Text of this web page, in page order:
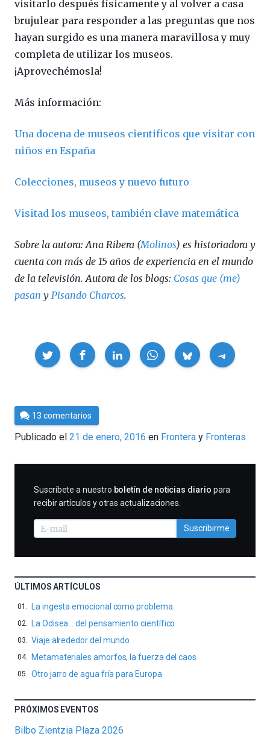
visitarlo después físicamente y al volver a casa
brujulear para responder a las preguntas que nos
hayan surgido es una manera maravillosa y muy
completa de utilizar los museos.
¡Aprovechémosla!
Más información:
Una docena de museos cientificos que visitar con
niños en España
Colecciones, museos y nuevo futuro
Visitad los museos, también clave matemática
Sobre la autora: Ana Ribera (Molinos) es historiadora y
cuenta con más de 15 años de experiencia en el mundo
de la televisión. Autora de los blogs: Cosas que (me)
pasan y Pisando Charcos.
Compartir
Por
César
Tomé
13 comentarios
Publicado el 21 de enero, 2016 en Frontera Fronteras
SUSCRIBIRME
Suscríbete a nuestro boletín de noticias diario para
recibir artículos y otras actualizaciones.
Suscribirme
ÚLTIMOS ARTÍCULOS
La ingesta emocional como problema
La Odisea… del pensamiento científico
Viaje alrededor del mundo
Metamateriales amorfos, la fuerza del caos
Otro jarro de agua fría para Europa
PRÓXIMOS EVENTOS
Bilbo Zientzia Plaza 2026